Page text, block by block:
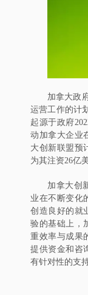
加拿大政
运营工作的计
起源于政府
动加拿大企业
大创新联盟预
为其注资26亿
加拿大创
业在不断变化
创造良好的就
验的基础上，
重效率与成果
提供资金和咨
有针对性的支持